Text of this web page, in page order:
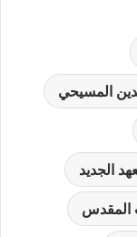
المسيحي
الجديد
المقدس